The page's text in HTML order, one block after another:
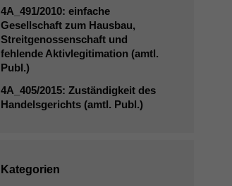
4A_491/2010: einfache
Gesellschaft zum Hausbau,
Streitgenossenschaft und
fehlende Aktivlegitimation (amtl.
Publ.)
4A_405/2015: Zuständigkeit des
Handelsgerichts (amtl. Publ.)
Kategorien